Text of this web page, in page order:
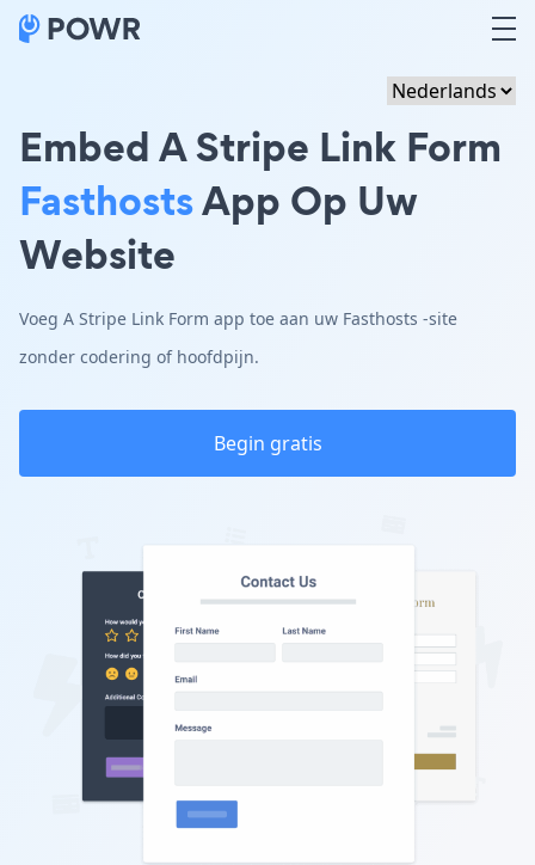
Embed A Stripe Link Form
FasthostsApp Op Uw
Website
Voeg A Stripe Link Form app toe aan uw Fasthosts -site
zonder codering of hoofdpijn.
Begin gratis